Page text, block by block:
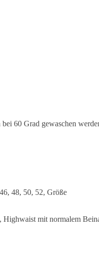
60 Grad gewaschen
48, 50, 52, Größe
mit normalem